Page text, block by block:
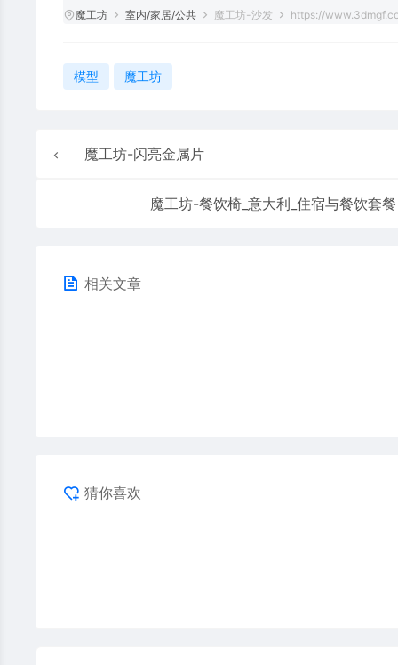
魔工坊 室内/家居/公共 魔工坊-沙发 https://
模型 魔工坊
魔工坊-闪亮金属片
魔工坊-餐饮椅_意大利_住宿与餐饮套餐
相关文章
猜你喜欢